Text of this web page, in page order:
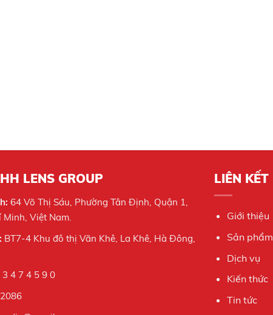
LENS GROUP
64 Võ Thị Sáu, Phường Tân Định, Quận 1,
Việt Nam.
BT7-4 Khu đô thị Văn Khê, La Khê, Hà Đông,
3 4 7 4 5 9 0
LIÊN KẾT
Giới thiệu
Sản phẩm
Dịch vụ
Kiến thức
Tin tức